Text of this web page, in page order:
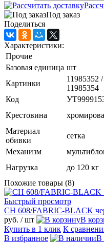
Под заказ
Поделиться
Характеристики:
Прочие
Базовая единица шт
Картинки
11985352
11985354
Код
Крестовина
Материал
обивки
сетка
Механизм
Нагрузка
до 120 кг
Похожие товары (8)
Быстрый просмотр
CH 608/FABRIC-BLACK
руб. / шт В
Купить в 1 клик К
В избранное
В